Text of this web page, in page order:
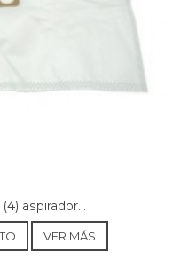
aspirador...
VER MÁS